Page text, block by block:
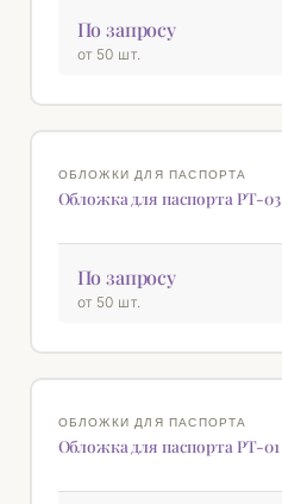
По запросу
от 50 шт.
ОБЛОЖКИ ДЛЯ ПАСПОРТА
Обложка для паспорта РТ-03
По запросу
от 50 шт.
ОБЛОЖКИ ДЛЯ ПАСПОРТА
Обложка для паспорта РТ-01